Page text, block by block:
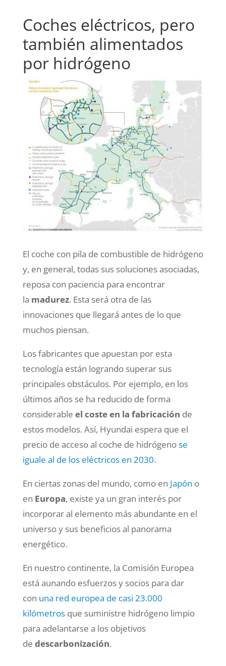
Coches eléctricos, pero
también alimentados
por hidrógeno
El coche con pila de combustible de hidrógeno
y, en general, todas sus soluciones asociadas,
reposa con paciencia para encontrar
la madurez. Esta será otra de las
innovaciones que llegará antes de lo que
muchos piensan.
Los fabricantes que apuestan por esta
tecnología están logrando superar sus
principales obstáculos. Por ejemplo, en los
últimos años se ha reducido de forma
considerable el coste en la fabricación de
estos modelos. Así, Hyundai espera que el
precio de acceso al coche de hidrógenose
iguale al de los eléctricos en 2030.
En ciertas zonas del mundo, como en Japón o
en Europa, existe ya un gran interés por
incorporar al elemento más abundante en el
universo y sus beneficios al panorama
energético.
En nuestro continente, la Comisión Europea
está aunando esfuerzos y socios para dar
con una red europea de casi 23.000
kilómetrosque suministre hidrógeno limpio
para adelantarse a los objetivos
de descarbonización.